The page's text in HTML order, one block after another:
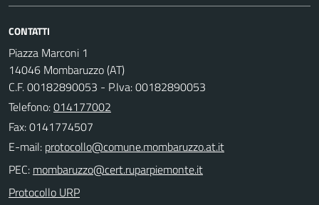
CONTATTI
Piazza Marconi 1
14046 Mombaruzzo (AT)
C.F. 00182890053 - P.Iva: 00182890053
Telefono:014177002
Fax: 0141774507
E-mail:
PEC:
Protocollo URP